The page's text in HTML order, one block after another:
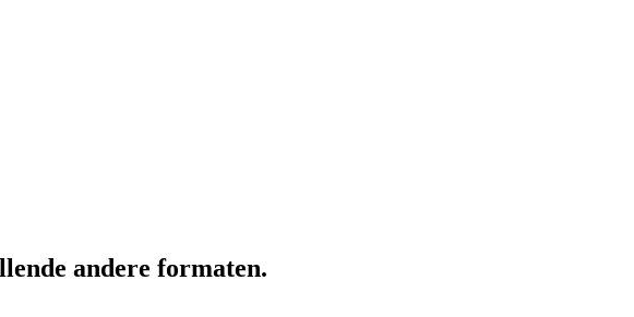
andere formaten.